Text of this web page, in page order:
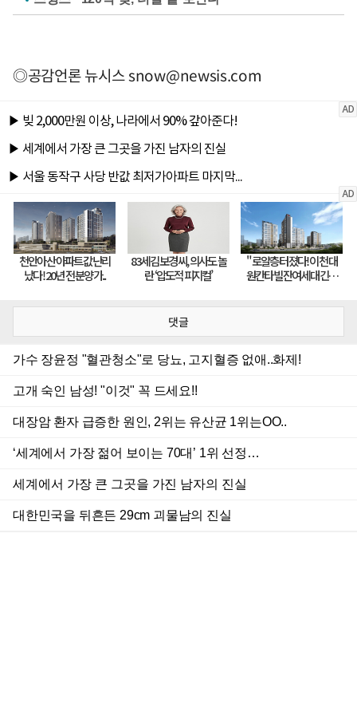
◎공감언론 뉴시스snow@newsis.com
댓글